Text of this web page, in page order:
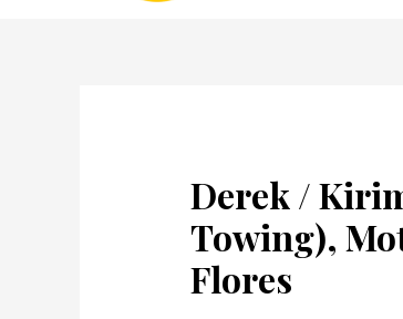
Derek /
Towing),
Flores